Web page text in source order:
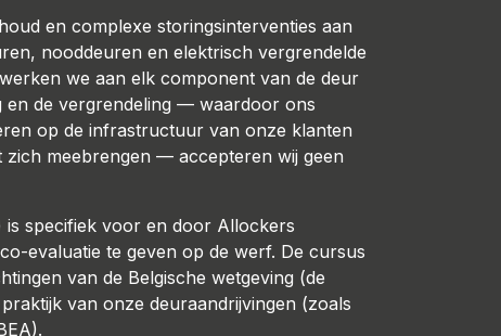
en complexe storingsinterventies aan
nooddeuren en elektrisch vergrendelde
we aan elk component van de deur
en de vergrendeling — waardoor ons
op de infrastructuur van onze klanten
meebrengen — accepteren wij geen
is specifiek voor en door Allockers
evaluatie te geven op de werf. De cursus
van de Belgische wetgeving (de
van onze deuraandrijvingen (zoals